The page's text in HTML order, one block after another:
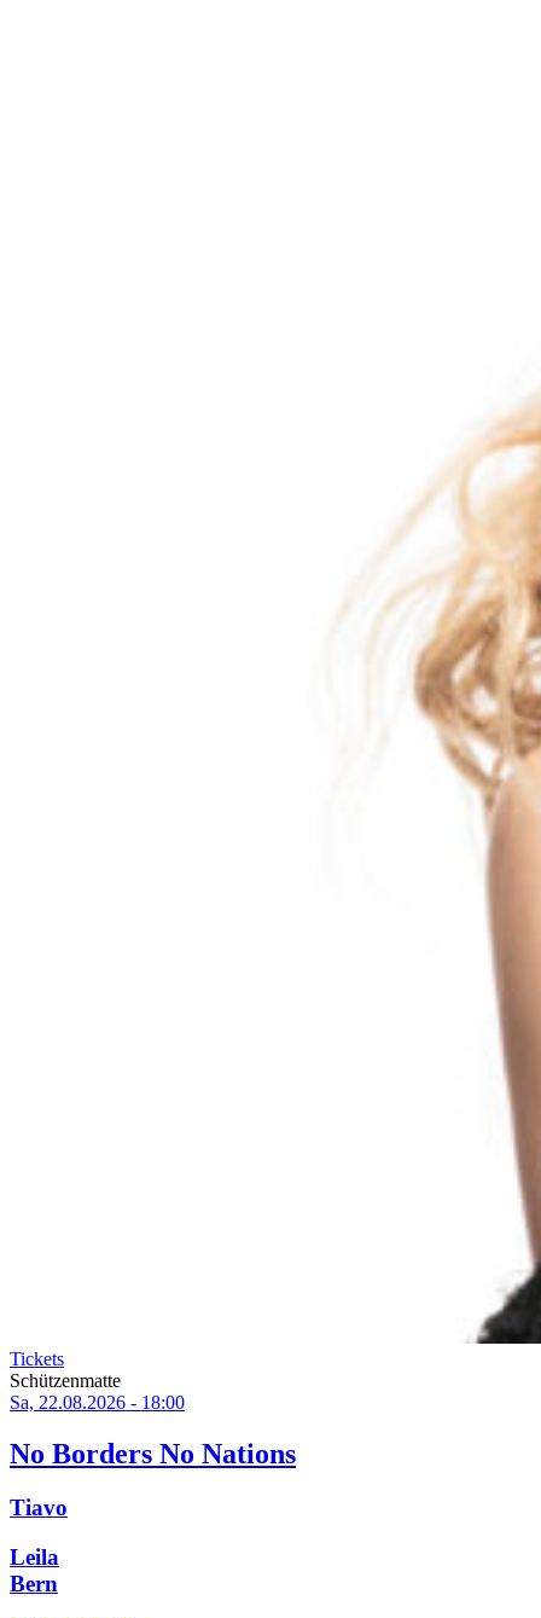
Tickets
Schützenmatte
Sa, 22.08.2026 - 18:00
No Borders No Nations
Tiavo
Leila
Bern